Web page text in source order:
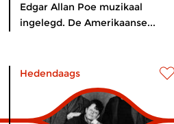
Edgar Allan Poe muzikaal
ingelegd. De Amerikaanse...
Hedendaags